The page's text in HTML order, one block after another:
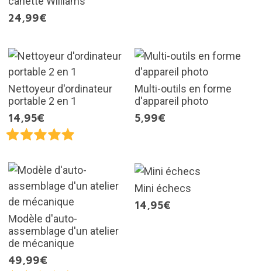
24,99€
Nettoyeur d'ordinateur
portable 2 en 1
14,95€
Multi-outils en forme
d'appareil photo
5,99€
Modèle d'auto-
assemblage d'un atelier
de mécanique
49,99€
Mini échecs
14,95€